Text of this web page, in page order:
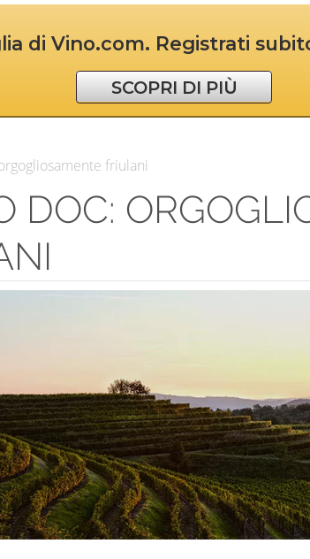
di Vino.com. Registrati
SCOPRI DI PIÙ
friulani
DOC: